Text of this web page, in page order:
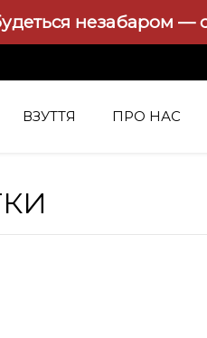
незабаром —
ВЗУТТЯ ПРО НАС